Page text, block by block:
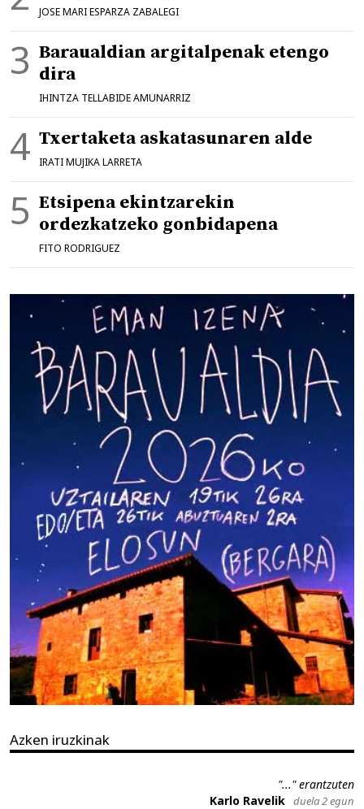
JOSE MARI ESPARZA ZABALEGI
Baraualdian argitalpenak etengo
dira
IHINTZA TELLABIDE AMUNARRIZ
Txertaketa askatasunaren alde
IRATI MUJIKA LARRETA
Etsipena ekintzarekin
ordezkatzeko gonbidapena
FITO RODRIGUEZ
Azken iruzkinak
"..." erantzuten
Karlo Ravelik duela 2 egun